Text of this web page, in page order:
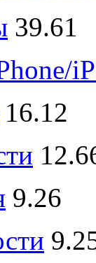
39.61
16.12
9.26